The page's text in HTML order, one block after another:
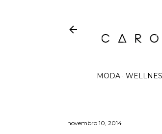
MODA
novembro 10, 2014